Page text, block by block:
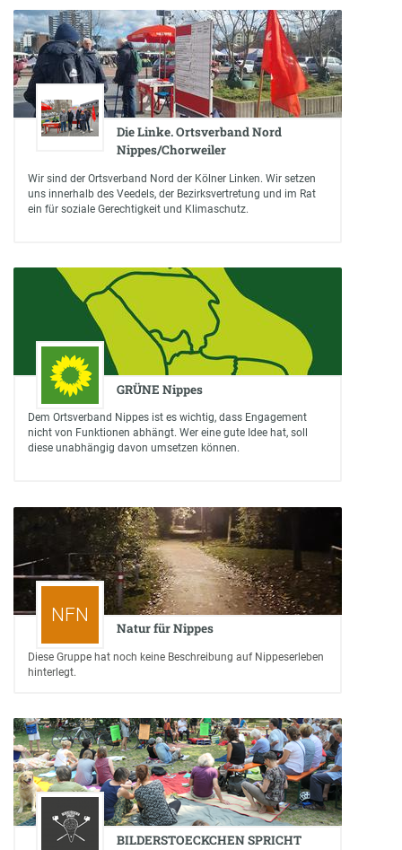
Die Linke. Ortsverband Nord
Nippes/Chorweiler
Wir sind der Ortsverband Nord der Kölner Linken. Wir setzen
uns innerhalb des Veedels, der Bezirksvertretung und im Rat
ein für soziale Gerechtigkeit und Klimaschutz.
GRÜNE Nippes
Dem Ortsverband Nippes ist es wichtig, dass Engagement
nicht von Funktionen abhängt. Wer eine gute Idee hat, soll
diese unabhängig davon umsetzen können.
NFN
Natur für Nippes
Diese Gruppe hat noch keine Beschreibung auf Nippeserleben
hinterlegt.
BILDERSTOECKCHEN SPRICHT